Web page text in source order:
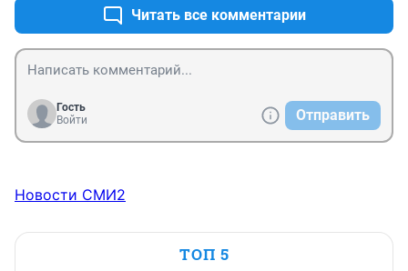
Читать все комментарии
Гость
Войти
Отправить
Новости СМИ2
ТОП 5